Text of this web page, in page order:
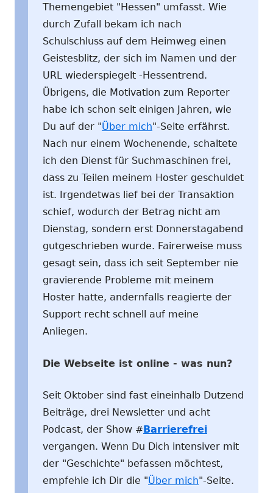
Themengebiet "Hessen" umfasst. Wie
durch Zufall bekam ich nach
Schulschluss auf dem Heimweg einen
Geistesblitz, der sich im Namen und der
URL wiederspiegelt -Hessentrend.
Übrigens, die Motivation zum Reporter
habe ich schon seit einigen Jahren, wie
Du auf der "Über mich"-Seite erfährst.
Nach nur einem Wochenende, schaltete
ich den Dienst für Suchmaschinen frei,
dass zu Teilen meinem Hoster geschuldet
ist. Irgendetwas lief bei der Transaktion
schief, wodurch der Betrag nicht am
Dienstag, sondern erst Donnerstagabend
gutgeschrieben wurde. Fairerweise muss
gesagt sein, dass ich seit September nie
gravierende Probleme mit meinem
Hoster hatte, andernfalls reagierte der
Support recht schnell auf meine
Anliegen.
Die Webseite ist online - was nun?
Seit Oktober sind fast eineinhalb Dutzend
Beiträge, drei Newsletter und acht
Podcast, der Show #Barrierefrei
vergangen. Wenn Du Dich intensiver mit
der "Geschichte" befassen möchtest,
empfehle ich Dir die "Über mich"-Seite.